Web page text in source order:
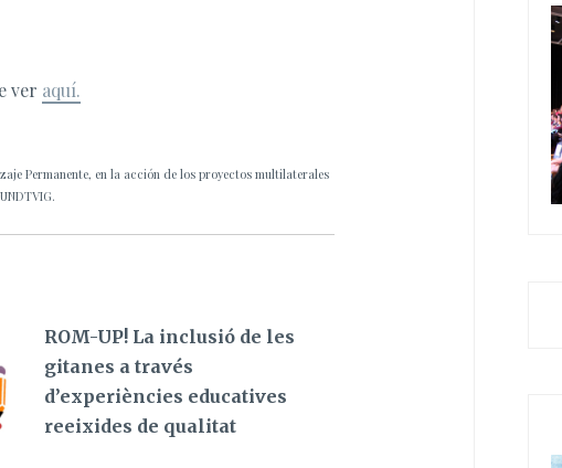
ver aquí.
Permanente, en la acción de los proyectos multilaterales
ROM-UP! La inclusió de les
gitanes a través
d’experiències educatives
reeixides de qualitat